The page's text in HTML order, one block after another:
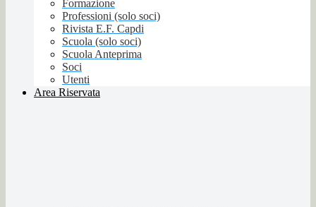
Formazione
Professioni (solo soci)
Rivista E.F. Capdi
Scuola (solo soci)
Scuola Anteprima
Soci
Utenti
Area Riservata